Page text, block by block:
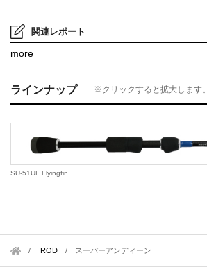
関連レポート
more
ラインナップ ※クリックすると拡大します。
SU-51UL Flyingfin
ROD / スーパーアンディーン